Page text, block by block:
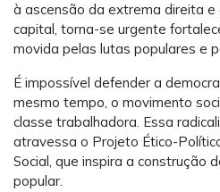
à ascensão da extrema direita e
capital, torna-se urgente
movida pelas lutas populares e
É impossível defender a
mesmo tempo, o movimento
classe trabalhadora. Essa
atravessa o Projeto Ético-
Social, que inspira a construção
popular.